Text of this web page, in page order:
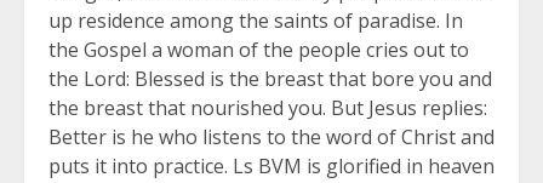
up residence among the saints of paradise. In
the Gospel a woman of the people cries out to
the Lord: Blessed is the breast that bore you and
the breast that nourished you. But Jesus replies:
Better is he who listens to the word of Christ and
puts it into practice. Ls BVM is glorified in heaven